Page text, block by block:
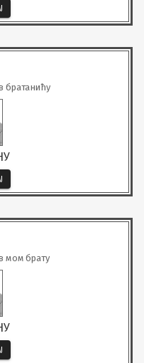
братанићу
мом брату